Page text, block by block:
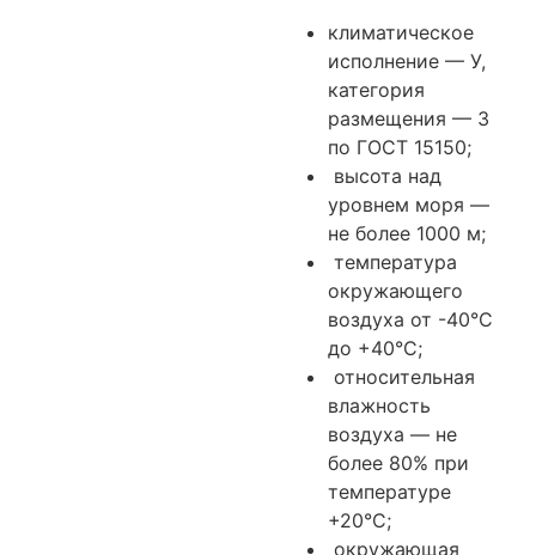
климатическое
исполнение — У,
категория
размещения — 3
по ГОСТ 15150;
высота над
уровнем моря —
не более 1000 м;
температура
окружающего
воздуха от -40°С
до +40°С;
относительная
влажность
воздуха — не
более 80% при
температуре
+20°С;
окружающая